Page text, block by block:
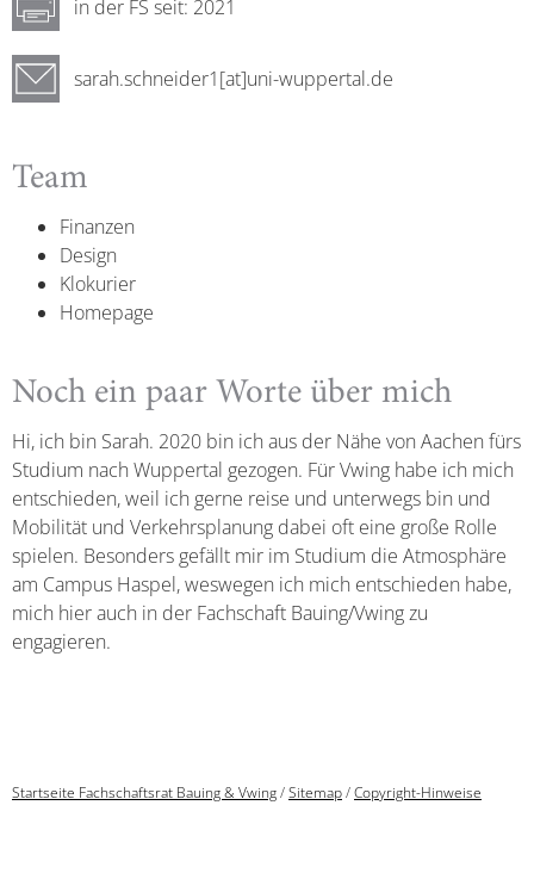
in der FS seit: 2021
sarah.schneider1[at]uni-wuppertal.de
Team
Finanzen
Design
Klokurier
Homepage
Noch ein paar Worte über mich
Hi, ich bin Sarah. 2020 bin ich aus der Nähe von Aachen fürs
Studium nach Wuppertal gezogen. Für Vwing habe ich mich
entschieden, weil ich gerne reise und unterwegs bin und
Mobilität und Verkehrsplanung dabei oft eine große Rolle
spielen. Besonders gefällt mir im Studium die Atmosphäre
am Campus Haspel, weswegen ich mich entschieden habe,
mich hier auch in der Fachschaft Bauing/Vwing zu
engagieren.
Startseite Fachschaftsrat Bauing & Vwing/Sitemap/Copyright-Hinweise